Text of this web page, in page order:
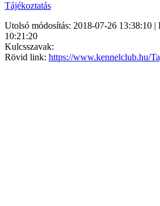
Tájékoztatás
Utolsó módosítás: 2018-07-26 13:38:10 |
10:21:20
Kulcsszavak:
Rövid link: https://www.kennelclub.hu/